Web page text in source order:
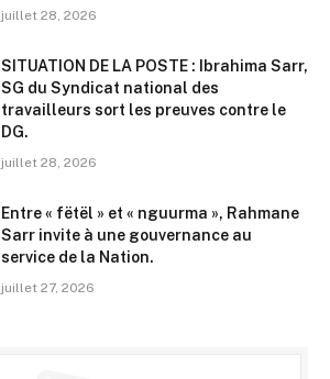
juillet 28, 2026
SITUATION DE LA POSTE : Ibrahima Sarr,
SG du Syndicat national des
travailleurs sort les preuves contre le
DG.
juillet 28, 2026
Entre « fëtël » et « nguurma », Rahmane
Sarr invite à une gouvernance au
service de la Nation.
juillet 27, 2026